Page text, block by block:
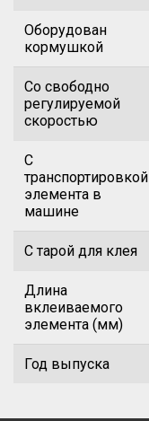
Оборудован
кормушкой
Со свободно
регулируемой
скоростью
С
транспортировкой
элемента в
машине
С тарой для клея
Длина
вклеиваемого
элемента (мм)
Год выпуска